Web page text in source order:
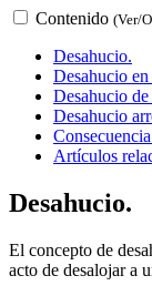
Contenido (Ver/
Desahucio.
Desahucio
Desahucio
Desahucio
Artículos
Desahucio.
El concepto de
acto de desalojar a